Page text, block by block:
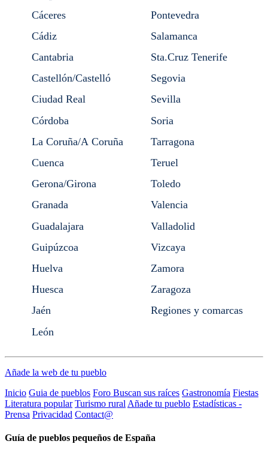
Cáceres
Cádiz
Cantabria
Castellón/Castelló
Ciudad Real
Córdoba
La Coruña/A Coruña
Cuenca
Gerona/Girona
Granada
Guadalajara
Guipúzcoa
Huelva
Huesca
Jaén
León
Pontevedra
Salamanca
Sta.Cruz Tenerife
Segovia
Sevilla
Soria
Tarragona
Teruel
Toledo
Valencia
Valladolid
Vizcaya
Zamora
Zaragoza
Regiones y comarcas
Añade la web de tu pueblo
Inicio Guia de pueblos Foro Buscan sus raíces Gastronomía Fiestas
Literatura popular Turismo rural Añade tu pueblo Estadísticas -
Prensa Privacidad Contact@
Guía de pueblos pequeños de España